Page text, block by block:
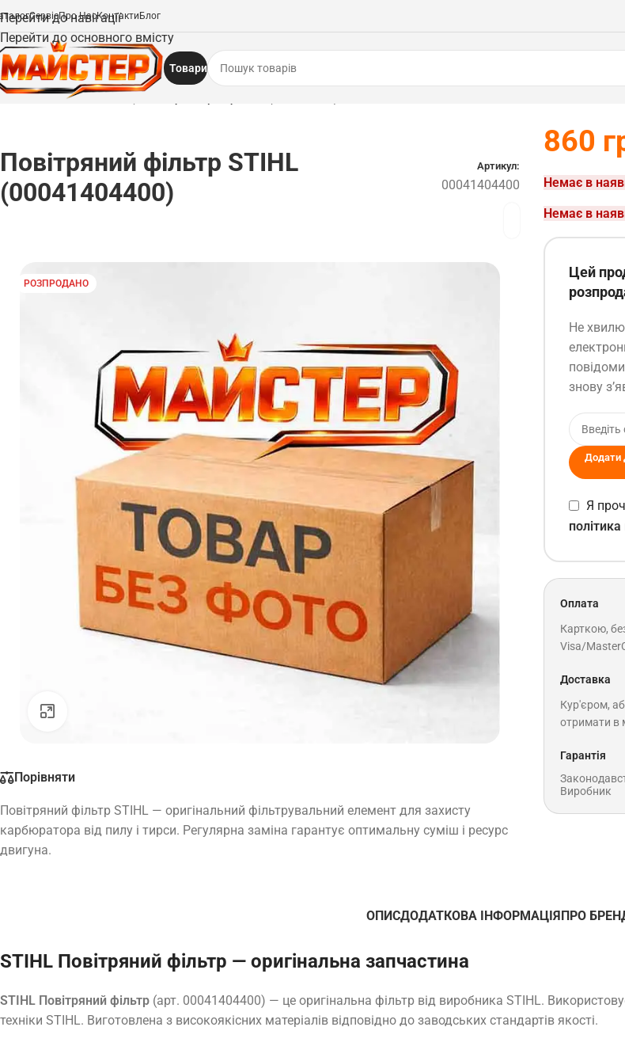
Перейти до навігації
Перейти до основного вмісту
СервісПро НасКонтакти Блог
Товари
Запчастини
Повітряний фільтр STIHL
(00041404400)
Артикул:
00041404400
РОЗПРОДАНО
Порівняти
Повітряний фільтр STIHL — оригінальний фільтрувальний елемент для захисту
карбюратора від пилу і тирси. Регулярна заміна гарантує оптимальну суміш і ресурс
двигуна.
860
Немає в
Немає в
Цей
Не
знову
Додати
Я
Оплата
Карткою,
Visa/
Доставка
Кур'єром,
отримати в
Гарантія
Виробник
ОПИСДОДАТКОВА ІНФОРМАЦІЯПРО
STIHL Повітряний фільтр — оригінальна запчастина
STIHL Повітряний фільтр (арт. 00041404400) — це оригінальна фільтр від виробника STIHL.
техніки STIHL. Виготовлена з високоякісних матеріалів відповідно до заводських стандартів якості.